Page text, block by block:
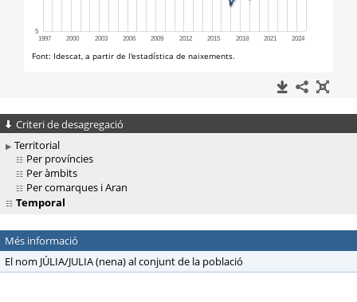
Criteri de desagregació
Territorial
Per províncies
Per àmbits
Per comarques i Aran
Temporal
Més informació
El nom JÚLIA/JULIA (nena) al conjunt de la població